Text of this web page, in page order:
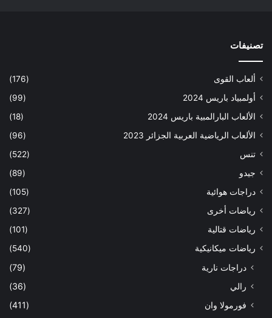
تصنيفات
ألعاب القوى
(176)
أولمبياد باريس 2024
(99)
الألعاب البارالمبية باريس 2024
(18)
الألعاب الرياضية العربية الجزائر 2023
(96)
تنس
(522)
جيدو
(89)
دراجات هوائية
(105)
رياضات أخرى
(327)
رياضات قتالية
(101)
رياضات ميكانيكية
(540)
دراجات نارية
(79)
رالي
(36)
فورمولا وان
(411)